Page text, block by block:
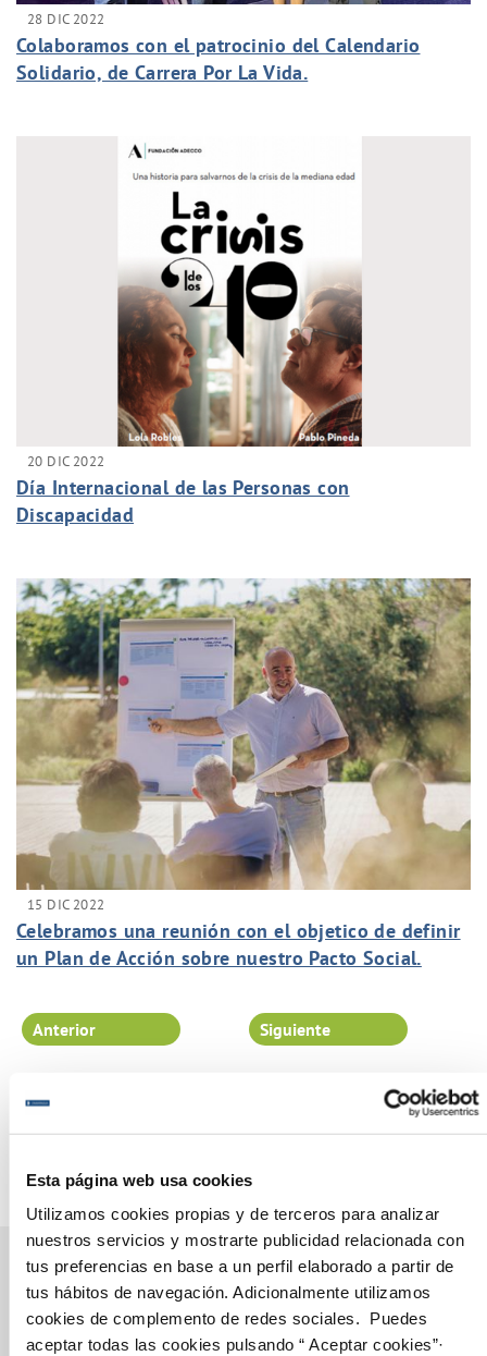
Esta página web usa cookies
Utilizamos cookies propias y de terceros para analizar
nuestros servicios y mostrarte publicidad relacionada con
tus preferencias en base a un perfil elaborado a partir de
tus hábitos de navegación. Adicionalmente utilizamos
cookies de complemento de redes sociales. Puedes
aceptar todas las cookies pulsando “ Aceptar cookies”·
28 DIC 2022
Colaboramos con el patrocinio del Calendario
Solidario, de Carrera Por La Vida.
20 DIC 2022
Día Internacional de las Personas con
Discapacidad
15 DIC 2022
Celebramos una reunión con el objetico de definir
un Plan de Acción sobre nuestro Pacto Social.
Página 18 de 102
Anterior Siguiente
Gestiones Online